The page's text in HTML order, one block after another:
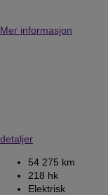
Mer informasjon
detaljer
54 275 km
218 hk
Elektrisk